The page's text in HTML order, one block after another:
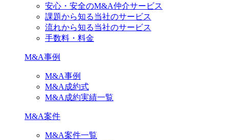
安心・安全のM&A仲介サービス
課題から知る当社のサービス
流れから知る当社のサービス
手数料・料金
M&A事例
M&A事例
M&A成約式
M&A成約実績一覧
M&A案件
M&A案件一覧